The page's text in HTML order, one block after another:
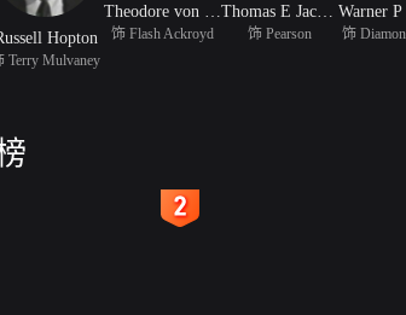
Hopton
Terry Mulvaney
Theodore von Eltz
饰 Flash Ackroyd
Thomas E Jackson
饰 Pearson 饰